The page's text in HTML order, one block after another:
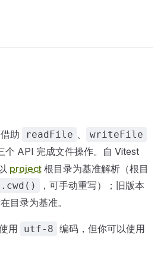
助 readFile 、 writeFile
个 API 完成文件操作。自 Vitest
project 根目录为基准解析（根目
，可手动重写）；旧版本
目录为基准。
用 utf-8 编码，但你可以使用